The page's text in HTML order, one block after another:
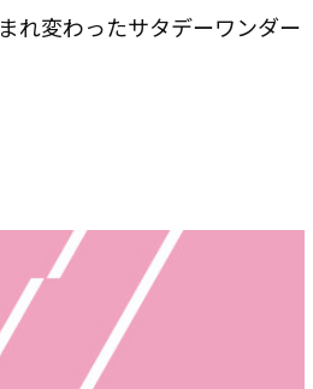
れ変わったサタデーワンダー